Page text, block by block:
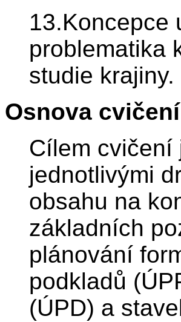
13.Koncepce
problematika
studie krajiny.
Osnova
Cílem cvičení
jednotlivými
obsahu na
základních
plánování
podkladů
(ÚPD) a